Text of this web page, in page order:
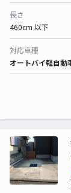
長さ
460cm 以下
対応車種
オートバイ軽自動